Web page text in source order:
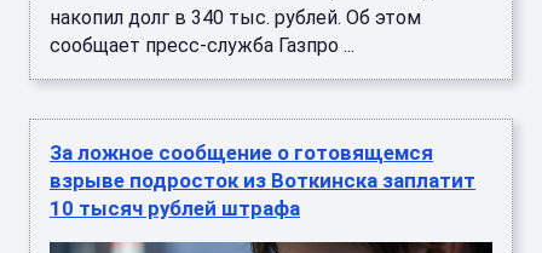
накопил долг в 340 тыс. рублей. Об этом
сообщает пресс-служба Газпро ...
За ложное сообщение о готовящемся
взрыве подросток из Воткинска заплатит
10 тысяч рублей штрафа